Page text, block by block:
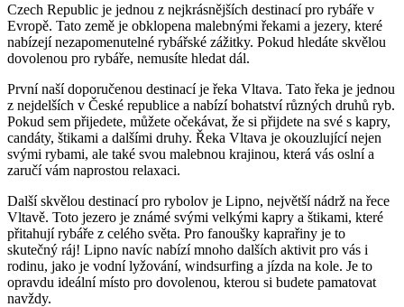
Czech Republic je jednou z nejkrásnějších destinací ‌pro‍ rybáře v
Evropě. Tato země je ⁤obklopena malebnými řekami a jezery, které
‍nabízejí nezapomenutelné rybářské zážitky. Pokud hledáte skvělou⁤
dovolenou pro rybáře, nemusíte hledat dál.
První naší⁢ doporučenou ⁤destinací je řeka Vltava. Tato řeka je jednou
z nejdelších v České republice a nabízí bohatství různých druhů ryb.
Pokud sem přijedete, můžete očekávat,​ že si ​přijdete na své s kapry,
candáty, štikami a dalšími druhy. Řeka Vltava je okouzlující nejen
‌svými rybami, ale také svou malebnou krajinou, která vás oslní‌ a
zaručí vám naprostou relaxaci.
Další skvělou‌ destinací pro rybolov je Lipno, ‍největší nádrž na řece
Vltavě. Toto jezero je známé ⁤svými velkými kapry a štikami, které
‌přitahují rybáře z ⁣celého ⁣světa. Pro fanoušky​ kaprařiny je to
skutečný ráj! Lipno navíc nabízí mnoho dalších aktivit pro vás i
‌rodinu, jako je vodní lyžování, windsurfing a ‌jízda na kole. Je to
opravdu​ ideální místo pro dovolenou, kterou si budete pamatovat
navždy.